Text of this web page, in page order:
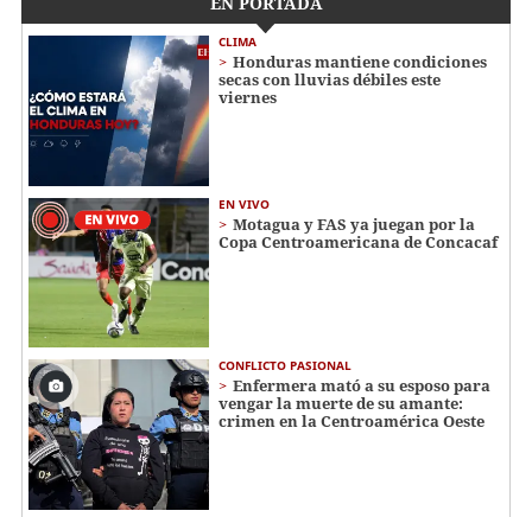
CLIMA
Honduras mantiene condiciones
secas con lluvias débiles este
viernes
EN VIVO
Motagua y FAS ya juegan por la
Copa Centroamericana de Concacaf
CONFLICTO PASIONAL
Enfermera mató a su esposo para
vengar la muerte de su amante:
crimen en la Centroamérica Oeste